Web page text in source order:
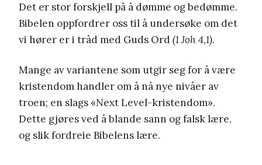
Det er stor forskjell på å dømme og bedømme.
Bibelen oppfordrer oss til å undersøke om det
vi hører er i tråd med Guds Ord(1 Joh 4,1).
Mange av variantene som utgir seg for å være
kristendom handler om å nå nye nivåer av
troen; en slags «Next Level-kristendom».
Dette gjøres ved å blande sann og falsk lære,
og slik fordreie Bibelens lære.